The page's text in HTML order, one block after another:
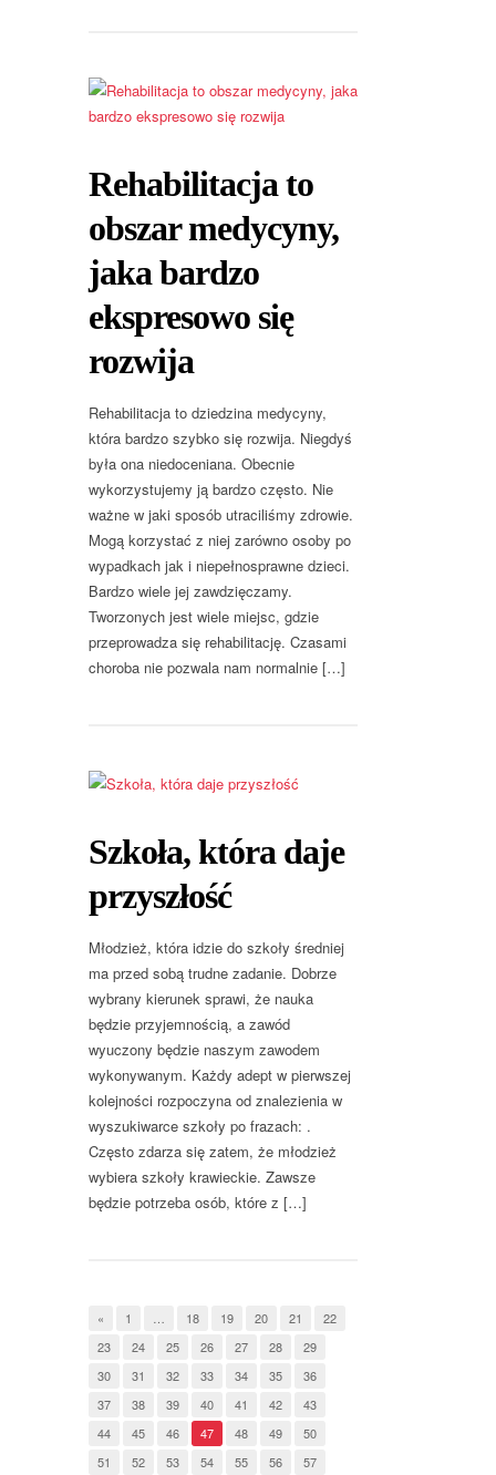
Rehabilitacja to
obszar medycyny,
jaka bardzo
ekspresowo się
rozwija
Rehabilitacja to dziedzina medycyny,
która bardzo szybko się rozwija. Niegdyś
była ona niedoceniana. Obecnie
wykorzystujemy ją bardzo często. Nie
ważne w jaki sposób utraciliśmy zdrowie.
Mogą korzystać z niej zarówno osoby po
wypadkach jak i niepełnosprawne dzieci.
Bardzo wiele jej zawdzięczamy.
Tworzonych jest wiele miejsc, gdzie
przeprowadza się rehabilitację. Czasami
choroba nie pozwala nam normalnie […]
Szkoła, która daje
przyszłość
Młodzież, która idzie do szkoły średniej
ma przed sobą trudne zadanie. Dobrze
wybrany kierunek sprawi, że nauka
będzie przyjemnością, a zawód
wyuczony będzie naszym zawodem
wykonywanym. Każdy adept w pierwszej
kolejności rozpoczyna od znalezienia w
wyszukiwarce szkoły po frazach: .
Często zdarza się zatem, że młodzież
wybiera szkoły krawieckie. Zawsze
będzie potrzeba osób, które z […]
« 1 18 19 20 21
22
23
24 25 26 27 28
29
30
31 32 33 34 35
36
37
38 39 40 41 42
43
44
45 46 47 48 49
50
51
52 53 54 55 56 57